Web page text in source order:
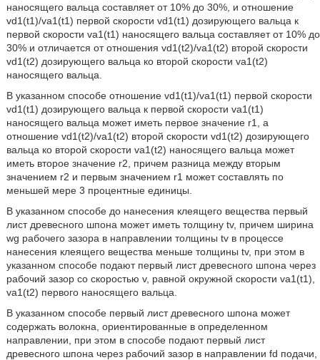
наносящего вальца составляет от 10% до 30%, и отношение
vd1(t1)/va1(t1) первой скорости vd1(t1) дозирующего вальца к
первой скорости va1(t1) наносящего вальца составляет от 10% до
30% и отличается от отношения vd1(t2)/va1(t2) второй скорости
vd1(t2) дозирующего вальца ко второй скорости va1(t2)
наносящего вальца.
В указанном способе отношение vd1(t1)/va1(t1) первой скорости
vd1(t1) дозирующего вальца к первой скорости va1(t1)
наносящего вальца может иметь первое значение r1, а
отношение vd1(t2)/va1(t2) второй скорости vd1(t2) дозирующего
вальца ко второй скорости va1(t2) наносящего вальца может
иметь второе значение r2, причем разница между вторым
значением r2 и первым значением r1 может составлять по
меньшей мере 3 процентные единицы.
В указанном способе до нанесения клеящего вещества первый
лист древесного шпона может иметь толщину tv, причем ширина
wg рабочего зазора в направлении толщины tv в процессе
нанесения клеящего вещества меньше толщины tv, при этом в
указанном способе подают первый лист древесного шпона через
рабочий зазор со скоростью v, равной окружной скорости va1(t1),
va1(t2) первого наносящего вальца.
В указанном способе первый лист древесного шпона может
содержать волокна, ориентированные в определенном
направлении, при этом в способе подают первый лист
древесного шпона через рабочий зазор в направлении fd подачи,